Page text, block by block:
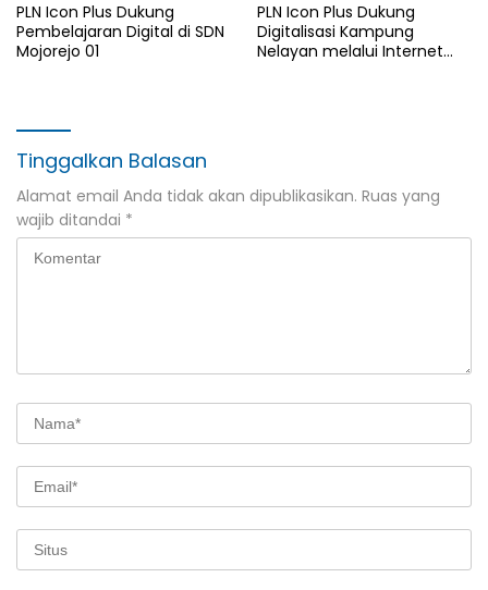
PLN Icon Plus Dukung
Pembelajaran Digital di SDN
Mojorejo 01
PLN Icon Plus Dukung
Digitalisasi Kampung
Nelayan melalui Internet
Tinggalkan Balasan
Alamat email Anda tidak akan dipublikasikan. Ruas yang
wajib ditandai *